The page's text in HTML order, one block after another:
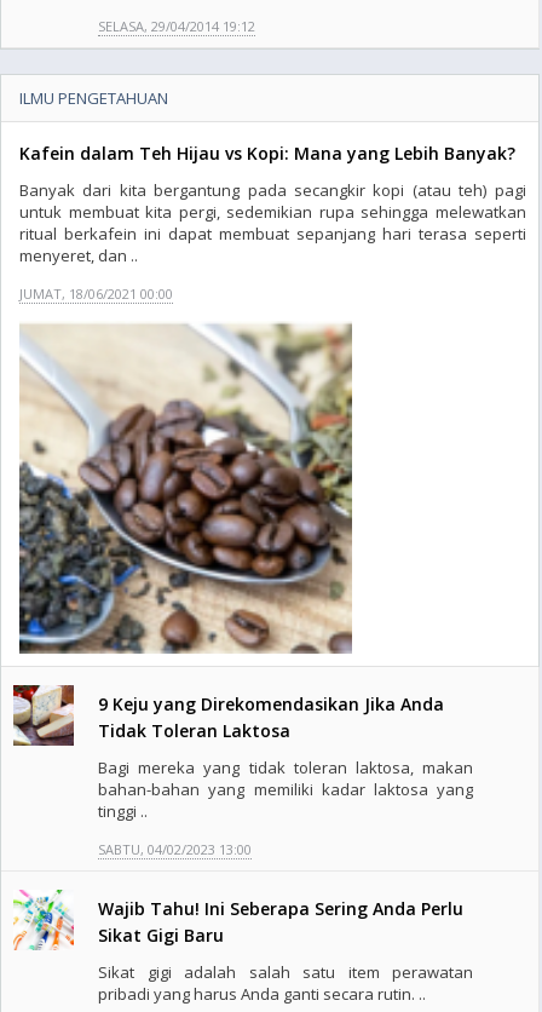
SELASA, 29/04/2014 19:12
ILMU PENGETAHUAN
Kafein dalam Teh Hijau vs Kopi: Mana yang Lebih Banyak?
Banyak dari kita bergantung pada secangkir kopi (atau teh) pagi
untuk membuat kita pergi, sedemikian rupa sehingga melewatkan
ritual berkafein ini dapat membuat sepanjang hari terasa seperti
menyeret, dan ..
JUMAT, 18/06/2021 00:00
9 Keju yang Direkomendasikan Jika Anda
Tidak Toleran Laktosa
Bagi mereka yang tidak toleran laktosa, makan
bahan-bahan yang memiliki kadar laktosa yang
tinggi ..
SABTU, 04/02/2023 13:00
Wajib Tahu! Ini Seberapa Sering Anda Perlu
Sikat Gigi Baru
Sikat gigi adalah salah satu item perawatan
pribadi yang harus Anda ganti secara rutin. ..